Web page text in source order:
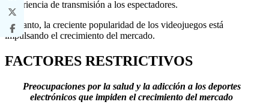
experiencia de transmisión a los espectadores.
Por tanto, la creciente popularidad de los videojuegos está
impulsando el crecimiento del mercado.
FACTORES RESTRICTIVOS
Preocupaciones por la salud y la adicción a los deportes
electrónicos que impiden el crecimiento del mercado